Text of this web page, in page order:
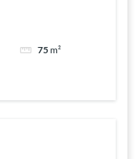
75m²